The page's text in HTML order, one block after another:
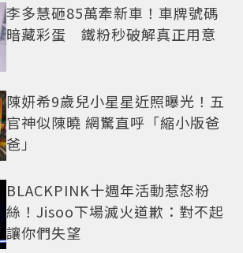
李多慧砸85萬牽新車！車牌號碼
暗藏彩蛋 鐵粉秒破解真正用意
陳妍希9歲兒小星星近照曝光！五
官神似陳曉 網驚直呼「縮小版爸
爸」
BLACKPINK十週年活動惹怒粉
絲！Jisoo下場滅火道歉：對不起
讓你們失望